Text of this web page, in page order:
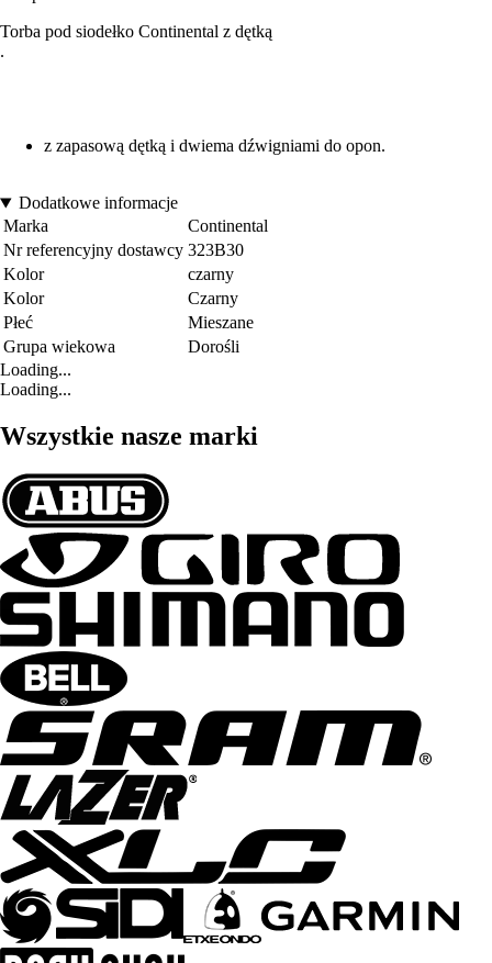
Torba pod siodełko Continental z dętką
.
z zapasową dętką i dwiema dźwigniami do opon.
Dodatkowe informacje
Marka
Continental
Nr referencyjny dostawcy 323B30
Kolor
czarny
Kolor
Czarny
Płeć
Mieszane
Grupa wiekowa
Dorośli
Loading...
Loading...
Wszystkie nasze marki